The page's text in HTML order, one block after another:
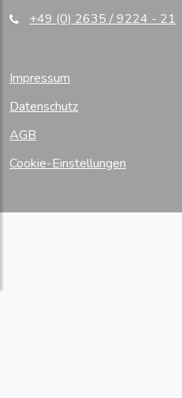
+49 (0) 2635 / 9224 - 21
Impressum
Datenschutz
AGB
Cookie-Einstellungen